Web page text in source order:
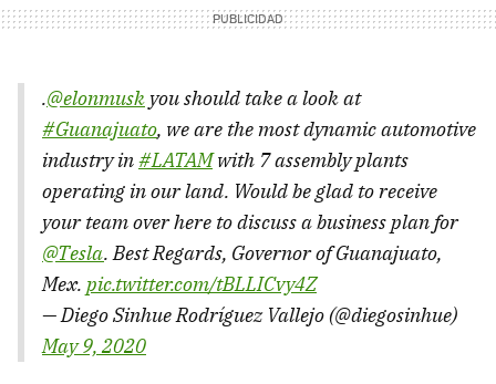
.@elonmusk you should take a look at
#Guanajuato, we are the most dynamic automotive
industry in#LATAMwith 7 assembly plants
operating in our land. Would be glad to receive
your team over here to discuss a business plan for
@Tesla. Best Regards, Governor of Guanajuato,
Mex. pic.twitter.com/tBLLICvy4Z
— Diego Sinhue Rodríguez Vallejo (@diegosinhue)
May 9, 2020